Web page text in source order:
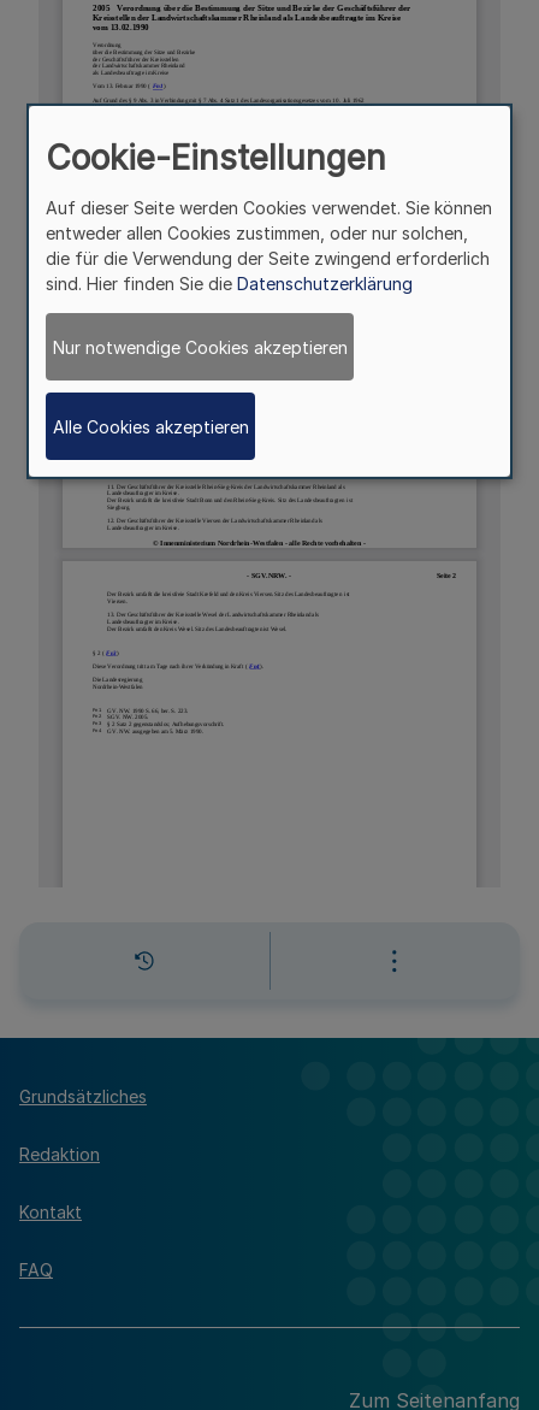
Grundsätzliches
Redaktion
Kontakt
FAQ
Zum Seitenanfang
Cookie-Einstellungen
Auf dieser Seite werden Cookies verwendet. Sie können
entweder allen Cookies zustimmen, oder nur solchen,
die für die Verwendung der Seite zwingend erforderlich
sind. Hier finden Sie die Datenschutzerklärung
Nur notwendige Cookies akzeptieren
Alle Cookies akzeptieren